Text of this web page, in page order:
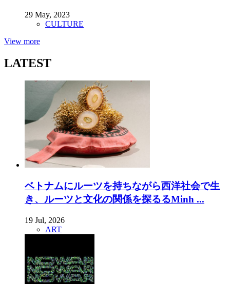
29 May, 2023
CULTURE
View more
LATEST
ベトナムにルーツを持ちながら西洋社会で生
き、ルーツと文化の関係を探るるMinh ...
19 Jul, 2026
ART